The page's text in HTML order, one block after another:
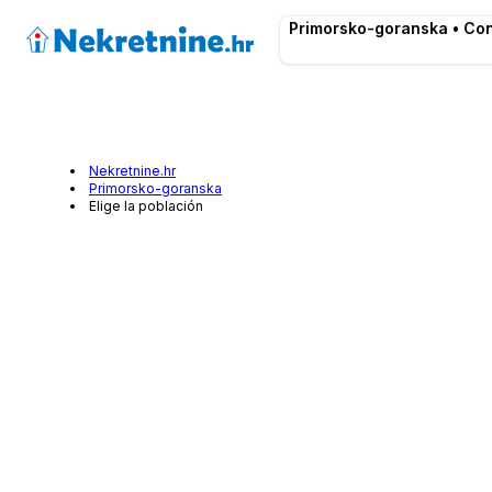
Primorsko-goranska •
Nekretnine.hr
Primorsko-goranska
Elige la población